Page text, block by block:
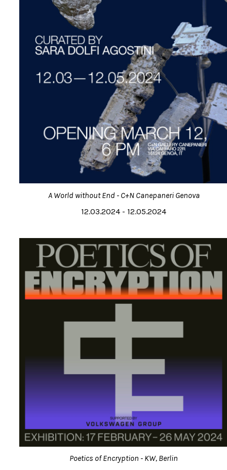
A World without End - C+N Canepaneri Genova
12.03.2024 - 12.05.2024
Poetics of Encryption - KW, Berlin